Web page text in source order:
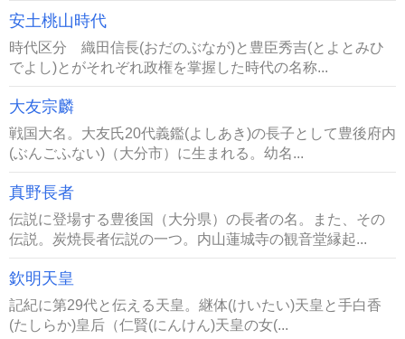
安土桃山時代
時代区分 織田信長(おだのぶなが)と豊臣秀吉(とよとみひ
でよし)とがそれぞれ政権を掌握した時代の名称...
大友宗麟
戦国大名。大友氏20代義鑑(よしあき)の長子として豊後府内
(ぶんごふない)（大分市）に生まれる。幼名...
真野長者
伝説に登場する豊後国（大分県）の長者の名。また、その
伝説。炭焼長者伝説の一つ。内山蓮城寺の観音堂縁起...
欽明天皇
記紀に第29代と伝える天皇。継体(けいたい)天皇と手白香
(たしらか)皇后（仁賢(にんけん)天皇の女(...